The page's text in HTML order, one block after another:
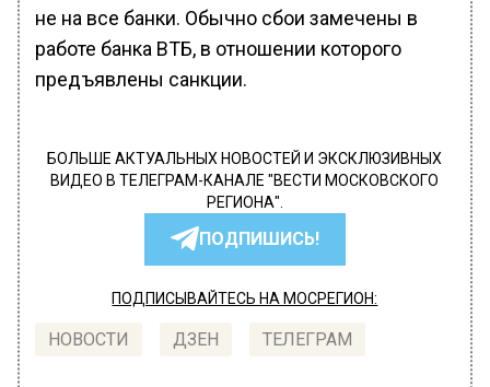
не на все банки. Обычно сбои замечены в
работе банка ВТБ, в отношении которого
предъявлены санкции.
БОЛЬШЕ АКТУАЛЬНЫХ НОВОСТЕЙ И ЭКСКЛЮЗИВНЫХ
ВИДЕО В ТЕЛЕГРАМ-КАНАЛЕ "ВЕСТИ МОСКОВСКОГО
РЕГИОНА".
ПОДПИШИСЬ!
ПОДПИСЫВАЙТЕСЬ НА МОСРЕГИОН:
НОВОСТИ ДЗЕН ТЕЛЕГРАМ